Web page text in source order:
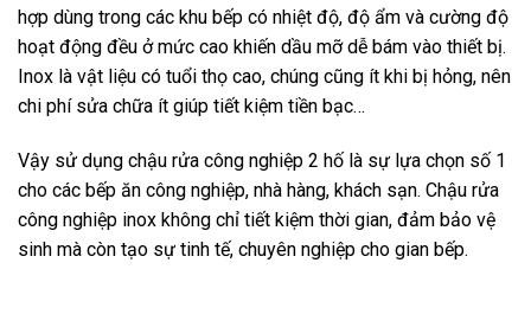
hợp dùng trong các khu bếp có nhiệt độ, độ ẩm và cường độ
hoạt động đều ở mức cao khiến dầu mỡ dễ bám vào thiết bị.
Inox là vật liệu có tuổi thọ cao, chúng cũng ít khi bị hỏng, nên
chi phí sửa chữa ít giúp tiết kiệm tiền bạc…
Vậy sử dụng chậu rửa công nghiệp 2 hố là sự lựa chọn số 1
cho các bếp ăn công nghiệp, nhà hàng, khách sạn. Chậu rửa
công nghiệp inox không chỉ tiết kiệm thời gian, đảm bảo vệ
sinh mà còn tạo sự tinh tế, chuyên nghiệp cho gian bếp.